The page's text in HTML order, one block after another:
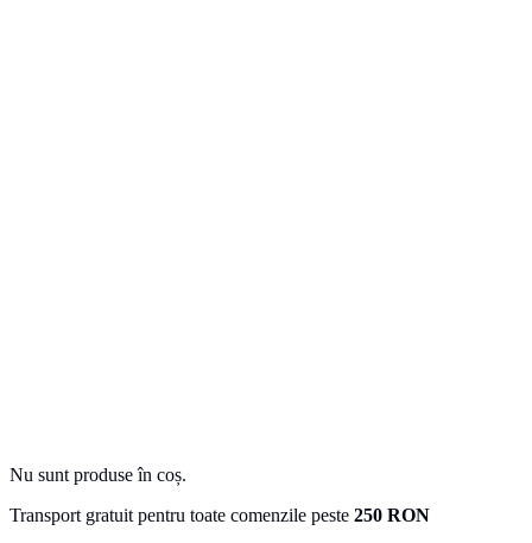
Nu sunt produse în coș.
Transport gratuit pentru toate comenzile peste 250 RON